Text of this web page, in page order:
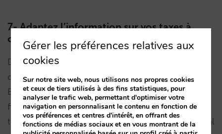
7- Adaptez l’information sur vos taxes à
chaque point de vente (POS) de Google.
Dans des pays comme les USA, l’habitude est
d’afficher des prix hors taxes. En revanche, en
Europe, la pratique courante est d’indiquer le prix
final taxes comprises (TVA et taxes/impôts locaux
tel que taxe de séjour). Si cette “ventilation” est mal
Gérer les préférences relatives aux
cookies
Sur notre site web, nous utilisons nos propres cookies
et ceux de tiers utilisés à des fins statistiques, pour
analyser le trafic web, permettant d'optimiser votre
navigation en personnalisant le contenu en fonction de
vos préférences et centres d'intérêt, en offrant des
fonctions de médias sociaux et en vous montrant de la